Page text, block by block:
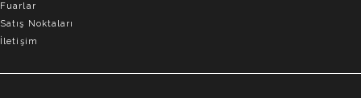
Fuarlar
Satış Noktaları
İletişim